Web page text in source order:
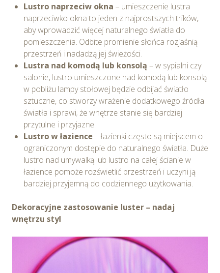
Lustro naprzeciw okna – umieszczenie lustra
naprzeciwko okna to jeden z najprostszych trików,
aby wprowadzić więcej naturalnego światła do
pomieszczenia. Odbite promienie słońca rozjaśnią
przestrzeń i nadadzą jej świeżości.
Lustra nad komodą lub konsolą – w sypialni czy
salonie, lustro umieszczone nad komodą lub konsolą
w pobliżu lampy stołowej będzie odbijać światło
sztuczne, co stworzy wrażenie dodatkowego źródła
światła i sprawi, że wnętrze stanie się bardziej
przytulne i przyjazne.
Lustro w łazience – łazienki często są miejscem o
ograniczonym dostępie do naturalnego światła. Duże
lustro nad umywalką lub lustro na całej ścianie w
łazience pomoże rozświetlić przestrzeń i uczyni ją
bardziej przyjemną do codziennego użytkowania.
Dekoracyjne zastosowanie luster – nadaj
wnętrzu styl